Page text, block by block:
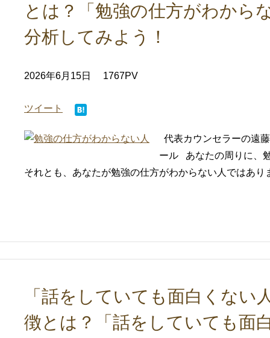
とは？「勉強の仕方がわから
分析してみよう！
2026年6月15日 1767PV
ツイート
代表カウンセラーの遠
ール あなたの周りに、
それとも、あなたが勉強の仕方がわからない人ではあ
「話をしていても面白くない
徴とは？「話をしていても面